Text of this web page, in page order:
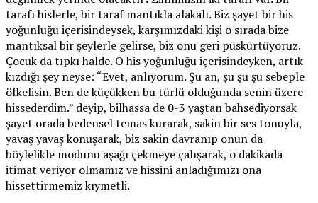
tarafı hislerle, bir taraf mantıkla alakalı. Biz şayet bir his
yoğunluğu içerisindeysek, karşımızdaki kişi o sırada bize
mantıksal bir şeylerle gelirse, biz onu geri püskürtüyoruz.
Çocuk da tıpkı halde. O his yoğunluğu içerisindeyken, artık
kızdığı şey neyse: “Evet, anlıyorum. Şu an, şu şu şu sebeple
öfkelisin. Ben de küçükken bu türlü olduğunda senin üzere
hissederdim.” deyip, bilhassa de 0-3 yaştan bahsediyorsak
şayet orada bedensel temas kurarak, sakin bir ses tonuyla,
yavaş yavaş konuşarak, biz sakin davranıp onun da
böylelikle modunu aşağı çekmeye çalışarak, o dakikada
itimat veriyor olmamız ve hissini anladığımızı ona
hissettirmemiz kıymetli.